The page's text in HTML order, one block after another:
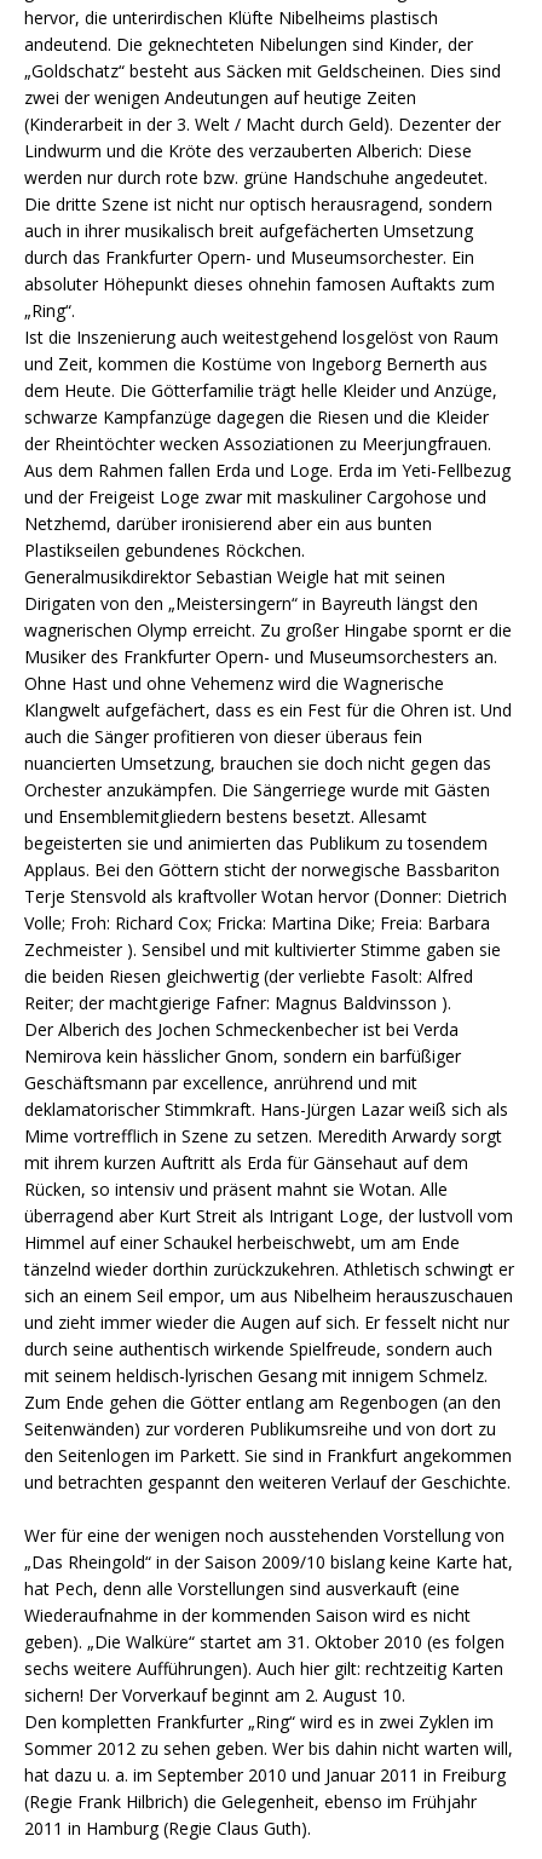
hervor, die unterirdischen Klüfte Nibelheims plastisch
andeutend. Die geknechteten Nibelungen sind Kinder, der
„Goldschatz“ besteht aus Säcken mit Geldscheinen. Dies sind
zwei der wenigen Andeutungen auf heutige Zeiten
(Kinderarbeit in der 3. Welt / Macht durch Geld). Dezenter der
Lindwurm und die Kröte des verzauberten Alberich: Diese
werden nur durch rote bzw. grüne Handschuhe angedeutet.
Die dritte Szene ist nicht nur optisch herausragend, sondern
auch in ihrer musikalisch breit aufgefächerten Umsetzung
durch das Frankfurter Opern- und Museumsorchester. Ein
absoluter Höhepunkt dieses ohnehin famosen Auftakts zum
„Ring“.
Ist die Inszenierung auch weitestgehend losgelöst von Raum
und Zeit, kommen die Kostüme von Ingeborg Bernerth aus
dem Heute. Die Götterfamilie trägt helle Kleider und Anzüge,
schwarze Kampfanzüge dagegen die Riesen und die Kleider
der Rheintöchter wecken Assoziationen zu Meerjungfrauen.
Aus dem Rahmen fallen Erda und Loge. Erda im Yeti-Fellbezug
und der Freigeist Loge zwar mit maskuliner Cargohose und
Netzhemd, darüber ironisierend aber ein aus bunten
Plastikseilen gebundenes Röckchen.
Generalmusikdirektor Sebastian Weigle hat mit seinen
Dirigaten von den „Meistersingern“ in Bayreuth längst den
wagnerischen Olymp erreicht. Zu großer Hingabe spornt er die
Musiker des Frankfurter Opern- und Museumsorchesters an.
Ohne Hast und ohne Vehemenz wird die Wagnerische
Klangwelt aufgefächert, dass es ein Fest für die Ohren ist. Und
auch die Sänger profitieren von dieser überaus fein
nuancierten Umsetzung, brauchen sie doch nicht gegen das
Orchester anzukämpfen. Die Sängerriege wurde mit Gästen
und Ensemblemitgliedern bestens besetzt. Allesamt
begeisterten sie und animierten das Publikum zu tosendem
Applaus. Bei den Göttern sticht der norwegische Bassbariton
Terje Stensvold als kraftvoller Wotan hervor (Donner: Dietrich
Volle; Froh: Richard Cox; Fricka: Martina Dike; Freia: Barbara
Zechmeister ). Sensibel und mit kultivierter Stimme gaben sie
die beiden Riesen gleichwertig (der verliebte Fasolt: Alfred
Reiter; der machtgierige Fafner: Magnus Baldvinsson ).
Der Alberich des Jochen Schmeckenbecher ist bei Verda
Nemirova kein hässlicher Gnom, sondern ein barfüßiger
Geschäftsmann par excellence, anrührend und mit
deklamatorischer Stimmkraft. Hans-Jürgen Lazar weiß sich als
Mime vortrefflich in Szene zu setzen. Meredith Arwardy sorgt
mit ihrem kurzen Auftritt als Erda für Gänsehaut auf dem
Rücken, so intensiv und präsent mahnt sie Wotan. Alle
überragend aber Kurt Streit als Intrigant Loge, der lustvoll vom
Himmel auf einer Schaukel herbeischwebt, um am Ende
tänzelnd wieder dorthin zurückzukehren. Athletisch schwingt er
sich an einem Seil empor, um aus Nibelheim herauszuschauen
und zieht immer wieder die Augen auf sich. Er fesselt nicht nur
durch seine authentisch wirkende Spielfreude, sondern auch
mit seinem heldisch-lyrischen Gesang mit innigem Schmelz.
Zum Ende gehen die Götter entlang am Regenbogen (an den
Seitenwänden) zur vorderen Publikumsreihe und von dort zu
den Seitenlogen im Parkett. Sie sind in Frankfurt angekommen
und betrachten gespannt den weiteren Verlauf der Geschichte.
Wer für eine der wenigen noch ausstehenden Vorstellung von
„Das Rheingold“ in der Saison 2009/10 bislang keine Karte hat,
hat Pech, denn alle Vorstellungen sind ausverkauft (eine
Wiederaufnahme in der kommenden Saison wird es nicht
geben). „Die Walküre“ startet am 31. Oktober 2010 (es folgen
sechs weitere Aufführungen). Auch hier gilt: rechtzeitig Karten
sichern! Der Vorverkauf beginnt am 2. August 10.
Den kompletten Frankfurter „Ring“ wird es in zwei Zyklen im
Sommer 2012 zu sehen geben. Wer bis dahin nicht warten will,
hat dazu u. a. im September 2010 und Januar 2011 in Freiburg
(Regie Frank Hilbrich) die Gelegenheit, ebenso im Frühjahr
2011 in Hamburg (Regie Claus Guth).